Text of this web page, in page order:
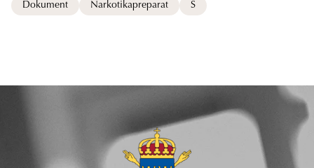
Dokument Narkotikapreparat S